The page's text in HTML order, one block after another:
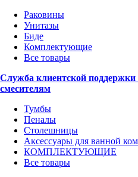
Раковины
Унитазы
Биде
Комплектующие
Все товары
Служба клиентской поддержки
смесителям
Тумбы
Пеналы
Столешницы
Аксессуары для ванной
КОМПЛЕКТУЮЩИЕ
Все товары